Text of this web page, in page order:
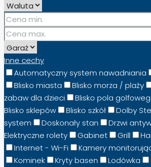
Inne cechy
Automatyczny system nawadniania
Blisko miasta
Blisko morza / plaży
zabaw dla dzieci
Blisko pola
Blisko sklepów
Blisko szkół
Dolby
system
Doskonały stan
Drzwi
Elektryczne rolety
Gabinet Grill
Internet - Wi-Fi
Kamery
Kominek
Kryty basen Lodówka